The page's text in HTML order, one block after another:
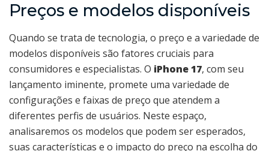
Preços e modelos disponíveis
Quando se trata de tecnologia, o preço e a variedade de
modelos disponíveis são fatores cruciais para
consumidores e especialistas. O iPhone 17, com seu
lançamento iminente, promete uma variedade de
configurações e faixas de preço que atendem a
diferentes perfis de usuários. Neste espaço,
analisaremos os modelos que podem ser esperados,
suas características e o impacto do preço na escolha do